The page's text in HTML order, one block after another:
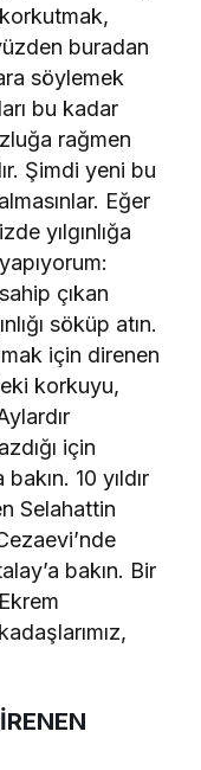
buradan
söylemek
bu kadar
rağmen
Şimdi yeni bu
Eğer
yılgınlığa
çıkan
söküp atın.
için direnen
korkuyu,
için
10 yıldır
Selahattin
bakın. Bir